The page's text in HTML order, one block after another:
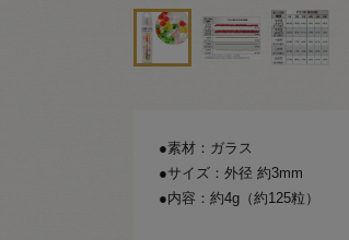
●素材：ガラス
●サイズ：外径 約3mm
●内容：約4g（約125粒）